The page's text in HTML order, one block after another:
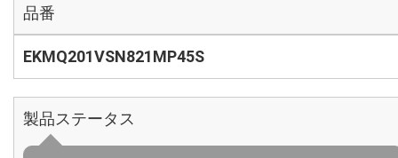
品番
EKMQ201VSN821MP45S
製品ステータス